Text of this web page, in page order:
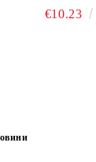
€10.23